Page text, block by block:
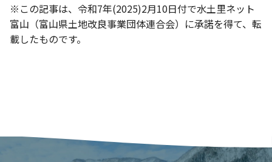
※この記事は、令和7年(2025)2月10日付で水土里ネット
富山（富山県土地改良事業団体連合会）に承諾を得て、転
載したものです。